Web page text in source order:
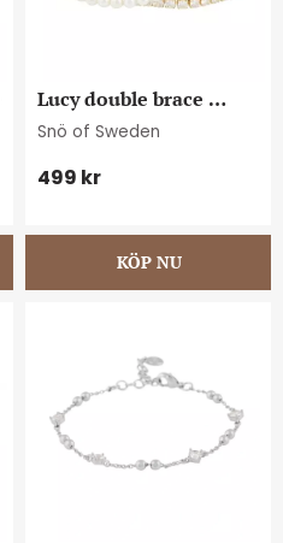
Lucy double brace
g/white
Snö of Sweden
499 kr